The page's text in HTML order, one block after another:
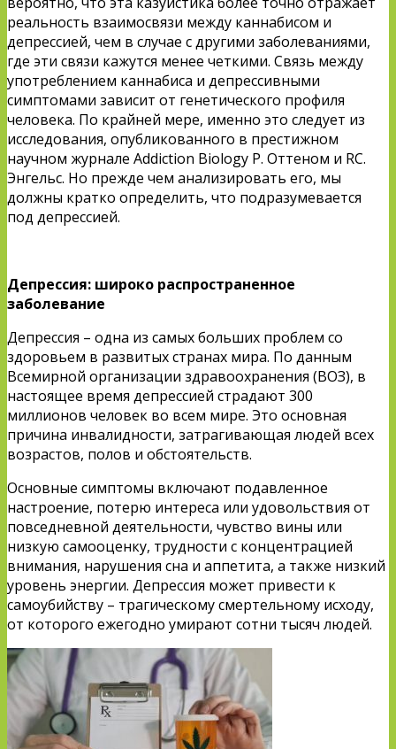
реальность взаимосвязи между каннабисом и
депрессией, чем в случае с другими заболеваниями,
где эти связи кажутся менее четкими. Связь между
употреблением каннабиса и депрессивными
симптомами зависит от генетического профиля
человека. По крайней мере, именно это следует из
исследования, опубликованного в престижном
научном журнале Addiction Biology Р. Оттеном и RC.
Энгельс. Но прежде чем анализировать его, мы
должны кратко определить, что подразумевается
под депрессией.
Депрессия: широко распространенное
заболевание
Депрессия – одна из самых больших проблем со
здоровьем в развитых странах мира. По данным
Всемирной организации здравоохранения (ВОЗ), в
настоящее время депрессией страдают 300
миллионов человек во всем мире. Это основная
причина инвалидности, затрагивающая людей всех
возрастов, полов и обстоятельств.
Основные симптомы включают подавленное
настроение, потерю интереса или удовольствия от
повседневной деятельности, чувство вины или
низкую самооценку, трудности с концентрацией
внимания, нарушения сна и аппетита, а также низкий
уровень энергии. Депрессия может привести к
самоубийству – трагическому смертельному исходу,
от которого ежегодно умирают сотни тысяч людей.